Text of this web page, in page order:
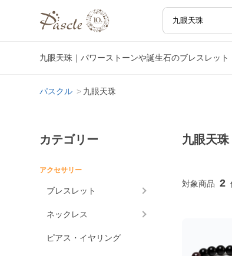
九眼天珠｜パワーストーンや誕生石のブレスレット
パスクル 九眼天珠
カテゴリー
アクセサリー
ブレスレット
ネックレス
ピアス・イヤリング
九眼天珠
2